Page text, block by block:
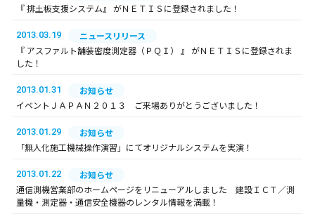
『 排土板支援システム』 がＮＥＴＩＳに登録されました！
2013.03.19
ニュースリリース
『 アスファルト舗装密度測定器（ＰＱＩ） 』 がＮＥＴＩＳに登録されま
した！
2013.01.31
お知らせ
イベントＪＡＰＡＮ２０１３ ご来場ありがとうございました！
2013.01.29
お知らせ
「無人化施工機械操作演習」にてオリジナルシステムを実演！
2013.01.22
お知らせ
通信測機営業部のホームページをリニューアルしました 建設ＩＣＴ／測
量機・測定器・通信安全機器のレンタル情報を満載！